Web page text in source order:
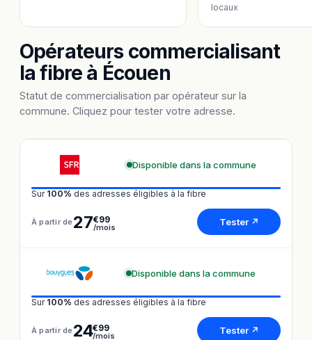
locaux
Opérateurs commercialisant
la fibre à Écouen
Statut de commercialisation par opérateur sur la
commune. Cliquez pour tester votre adresse.
Disponible dans la commune
Sur 100% des adresses éligibles à la fibre
À partir de 27€99
/mois Tester ↗
Disponible dans la commune
Sur 100% des adresses éligibles à la fibre
À partir de 24€99
/mois Tester ↗